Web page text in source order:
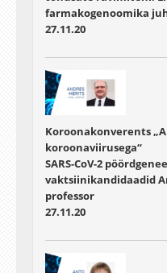
farmakogenoomika
27.11.20
Koroonakonverents
koroonaviirusega“
SARS-CoV-2
vaktsiinikandidaadid
professor
27.11.20